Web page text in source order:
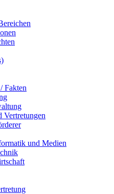
Fakten
Vertretungen
und Medien